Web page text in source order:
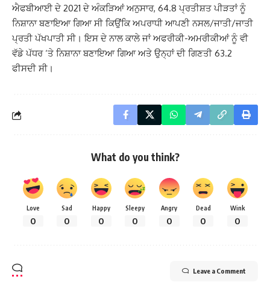
ਐਫਬੀਆਈ ਦੇ 2021 ਦੇ ਅੰਕੜਿਆਂ ਅਨੁਸਾਰ, 64.8 ਪ੍ਰਤੀਸ਼ਤ ਪੀੜਤਾਂ ਨੂੰ
ਨਿਸ਼ਾਨਾ ਬਣਾਇਆ ਗਿਆ ਸੀ ਕਿਉਂਕਿ ਅਪਰਾਧੀ ਆਪਣੀ ਨਸਲ/ਜਾਤੀ/ਜਾਤੀ
ਪ੍ਰਤੀ ਪੱਖਪਾਤੀ ਸੀ। ਇਸ ਦੇ ਨਾਲ ਕਾਲੇ ਜਾਂ ਅਫਰੀਕੀ-ਅਮਰੀਕੀਆਂ ਨੂੰ ਵੀ
ਵੱਡੇ ਪੱਧਰ ‘ਤੇ ਨਿਸ਼ਾਨਾ ਬਣਾਇਆ ਗਿਆ ਅਤੇ ਉਨ੍ਹਾਂ ਦੀ ਗਿਣਤੀ 63.2
ਫੀਸਦੀ ਸੀ।
What do you think?
Love
0
Sad
0
Happy
0
Sleepy
0
Angry
0
Dead
0
Wink
0
Leave a Comment